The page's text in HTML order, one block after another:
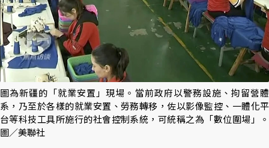
圖為新疆的「就業安置」現場。當前政府以警務設施、拘留營體
系，乃至於各樣的就業安置、勞務轉移，佐以影像監控、一體化平
台等科技工具所施行的社會控制系統，可統稱之為「數位圍場」。
圖／美聯社